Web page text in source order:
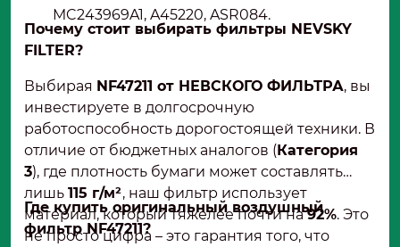
MC243969A1, A45220, ASR084.
Почему стоит выбирать фильтры NEVSKY
FILTER?
Выбирая NF47211 от НЕВСКОГО ФИЛЬТРА, вы
инвестируете в долгосрочную
работоспособность дорогостоящей техники. В
отличие от бюджетных аналогов (Категория
3), где плотность бумаги может составлять
лишь 115 г/м², наш фильтр использует
материал, который тяжелее почти на92%. Это
не просто цифра – это гарантия того, что
Где купить оригинальный воздушный
фильтр NF47211?